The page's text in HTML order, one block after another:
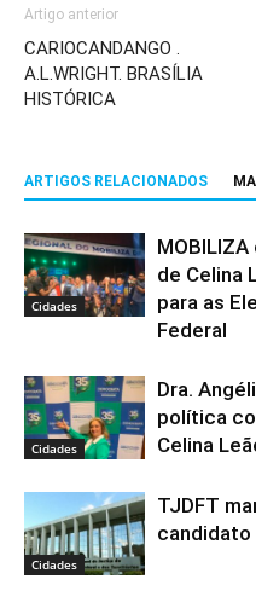
Artigo anterior
CARIOCANDANGO .
A.L.WRIGHT. BRASÍLIA
HISTÓRICA
ARTIGOS RELACIONADOS
Cidades
de Celina
para as
Federal
Cidades
Dra.
política
Celina
Cidades
TJDFT
candidato